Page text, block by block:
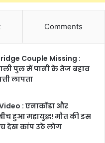
Comments
Couple Missing :
पुल में पानी के तेज बहाव
लापता
: एनाकोंडा और
हुआ महायुद्ध! मौत की इस
देख कांप उठे लोग